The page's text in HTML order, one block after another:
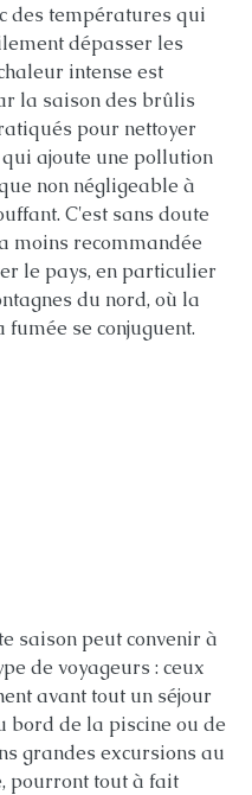
des températures qui
dépasser les
intense est
la saison des brûlis
pour nettoyer
ajoute une pollution
non négligeable à
C'est sans doute
moins recommandée
le pays, en particulier
du nord, où la
fumée se conjuguent.
saison peut convenir à
de voyageurs : ceux
avant tout un séjour
bord de la piscine ou de
grandes excursions au
pourront tout à fait